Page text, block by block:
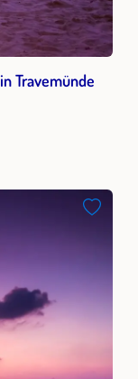
Travemünde